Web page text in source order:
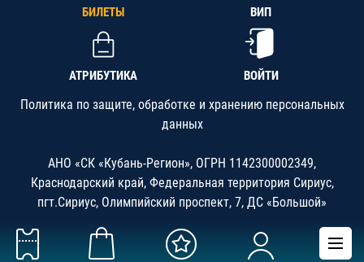
БИЛЕТЫ ВИП
АТРИБУТИКА ВОЙТИ
Политика по защите, обработке и хранению персональных
данных
АНО «СК «Кубань-Регион», ОГРН 1142300002349,
Краснодарский край, Федеральная территория Сириус,
пгт.Сириус, Олимпийский проспект, 7, ДС «Большой»